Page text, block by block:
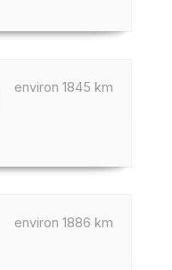
environ 1845 km
environ 1886 km